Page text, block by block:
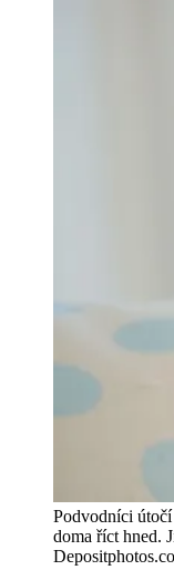
Podvodníci
doma říct hned.